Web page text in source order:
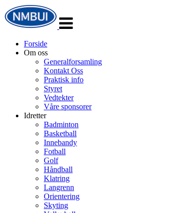
navigasjon
Forside
Om oss
Generalforsamling
Kontakt Oss
Praktisk info
Styret
Vedtekter
Våre sponsorer
Idretter
Badminton
Basketball
Innebandy
Fotball
Golf
Håndball
Klatring
Langrenn
Orientering
Skyting